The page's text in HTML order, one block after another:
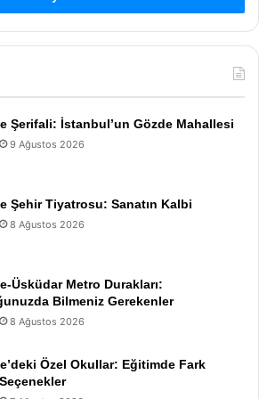
Şerifali: İstanbul’un Gözde Mahallesi
9 Ağustos 2026
Şehir Tiyatrosu: Sanatın Kalbi
8 Ağustos 2026
Üsküdar Metro Durakları:
Bilmeniz Gerekenler
8 Ağustos 2026
Özel Okullar: Eğitimde Fark